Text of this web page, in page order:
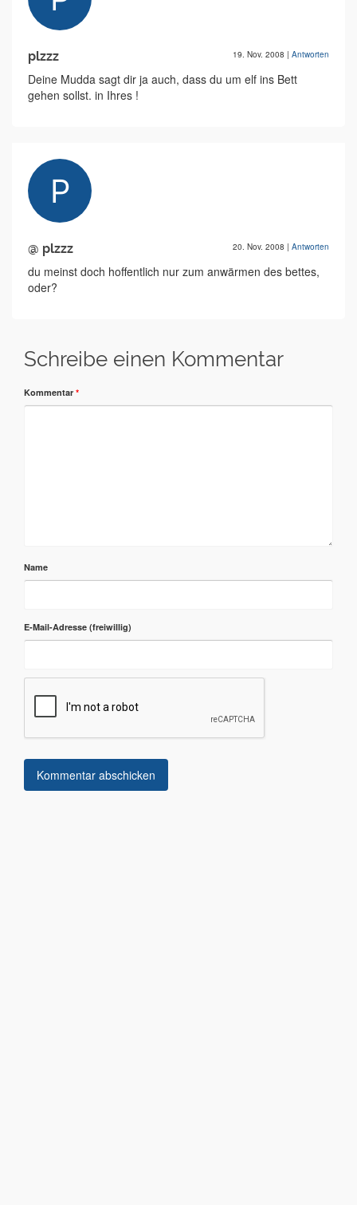
plzzz 19. Nov. 2008 | Antworten
Deine Mudda sagt dir ja auch, dass du um elf ins Bett
gehen sollst. in Ihres !
@ plzzz 20. Nov. 2008 | Antworten
du meinst doch hoffentlich nur zum anwärmen des bettes,
oder?
Schreibe einen Kommentar
Kommentar *
Name
E-Mail-Adresse